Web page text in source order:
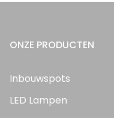
ONZE PRODUCTEN
Inbouwspots
LED Lampen